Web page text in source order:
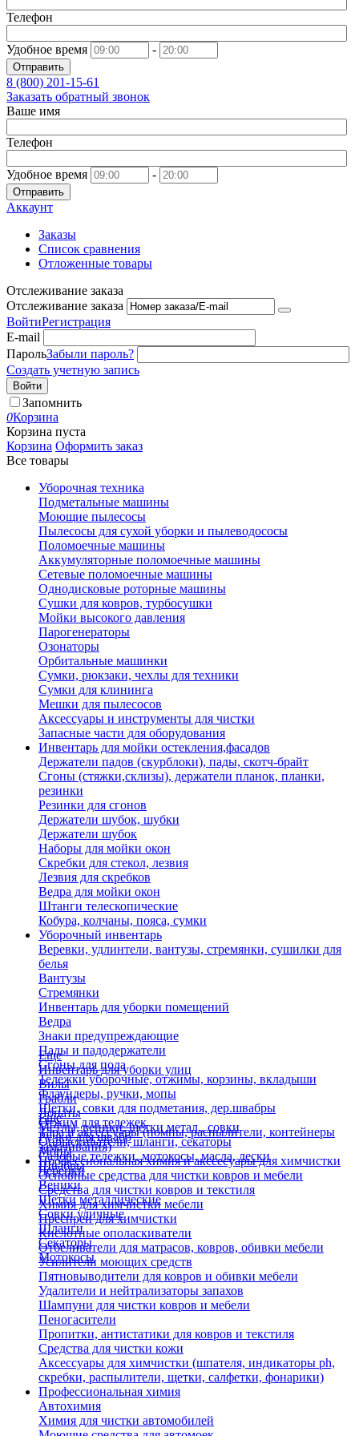
Телефон
Удобное время -
Отправить
8 (800) 201-15-61
Заказать обратный звонок
Ваше имя
Телефон
Удобное время -
Отправить
Аккаунт
Заказы
Список сравнения
Отложенные товары
Отслеживание заказа
Отслеживание заказа
ВойтиРегистрация
E-mail
ПарольЗабыли пароль?
Создать учетную запись
Войти
Запомнить
0Корзина
Корзина пуста
Корзина Оформить заказ
Все товары
Уборочная техника
Подметальные машины
Моющие пылесосы
Пылесосы для сухой уборки и пылеводососы
Поломоечные машины
Аккумуляторные поломоечные машины
Сетевые поломоечные машины
Однодисковые роторные машины
Сушки для ковров, турбосушки
Мойки высокого давления
Парогенераторы
Озонаторы
Орбитальные машинки
Сумки, рюкзаки, чехлы для техники
Сумки для клининга
Мешки для пылесосов
Аксессуары и инструменты для чистки
Запасные части для оборудования
Инвентарь для мойки остекления,фасадов
Держатели падов (скурблоки), пады, скотч-брайт
Сгоны (стяжки,склизы), держатели планок, планки,
резинки
Резинки для сгонов
Держатели шубок, шубки
Держатели шубок
Наборы для мойки окон
Скребки для стекол, лезвия
Лезвия для скребков
Ведра для мойки окон
Штанги телескопические
Кобура, колчаны, пояса, сумки
Уборочный инвентарь
Веревки, удлинтели, вантузы, стремянки, сушилки для
белья
Вантузы
Стремянки
Инвентарь для уборки помещений
Ведра
Знаки предупреждающие
Пады и падодержатели
Сгоны для пола
Тележки уборочные, отжимы, корзины, вкладыши
Флаундеры, ручки, мопы
Щетки, совки для подметания, дер.швабры
Отжим для тележек
Ручки для швабр
Мопы
Швабры
Еще
Инвентарь для уборки улиц
Вилы
Грабли
Лопаты
Метлы, веники, щетки метал., совки
Опрыскиватели, шланги, секаторы
Садовые тележки, мотокосы, масла, лески
Черенки
Веники
Щетки металлические
Совки уличные
Шланги
Секаторы
Мотокосы
Еще
Тара и аксессуары (помпы, распылители, контейнеры
замачивания)
Профессиональная химия и акссесуары для химчистки
Основные средства для чистки ковров и мебели
Средства для чистки ковров и текстиля
Химия для химчистки мебели
Преспреи для химчистки
Кислотные ополаскиватели
Отбеливатели для матрасов, ковров, обивки мебели
Усилители моющих средств
Пятновыводители для ковров и обивки мебели
Удалители и нейтрализаторы запахов
Шампуни для чистки ковров и мебели
Пеногасители
Пропитки, антистатики для ковров и текстиля
Средства для чистки кожи
Аксессуары для химчистки (шпателя, индикаторы ph,
скребки, распылители, щетки, салфетки, фонарики)
Профессиональная химия
Автохимия
Химия для чистки автомобилей